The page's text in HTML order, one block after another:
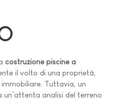
costruzione piscine a
il volto di una proprietà,
Tuttavia, un
analisi del terreno